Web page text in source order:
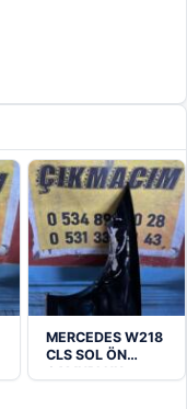
MERCEDES W218
CLS SOL ÖN
ÇAMURLUK